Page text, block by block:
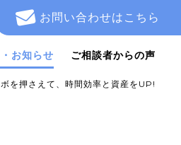
お知らせ ご相談者からの声
お問い合わせはこちら
を押さえて、時間効率と資産をUP!